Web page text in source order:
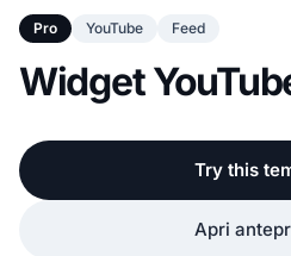
Pro YouTube Feed
Widget
Try this
Apri